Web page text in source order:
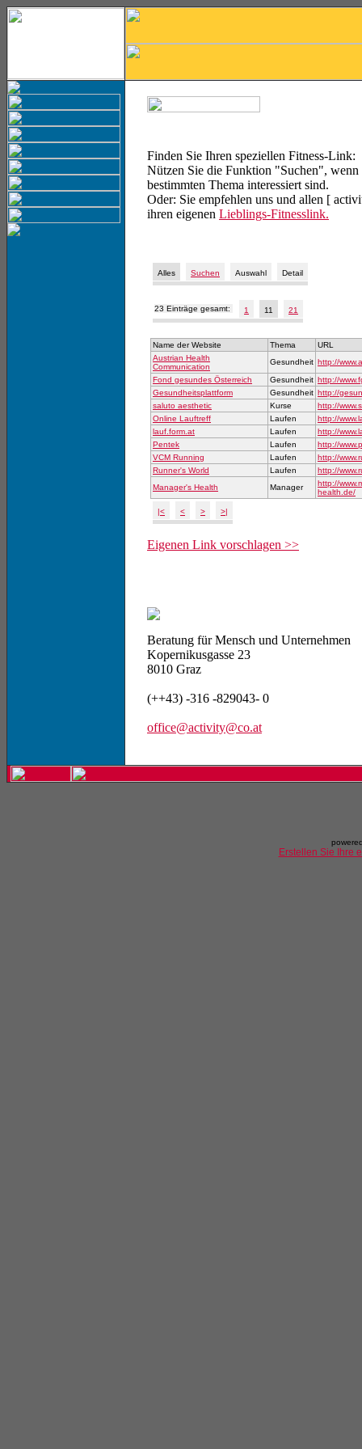
Finden Sie Ihren speziellen Fitness-Link:
Nützen Sie die Funktion "Suchen", wenn
bestimmten Thema interessiert sind.
Oder: Sie empfehlen uns und allen [
ihren eigenen Lieblings-Fitnesslink.
Alles Suchen Auswahl Detail
23 Einträge gesamt: 1 11 21
Name der Website Thema
URL
Austrian Health
Communication
Gesundheit http://
Fond gesundes Österreich
Gesundheit http://
Gesundheitsplattform
Gesundheit http://
saluto aesthetic
Kurse
http://
Online Lauftreff
Laufen
http://
lauf.form.at
Laufen
http://
Pentek
Laufen
http://
VCM Running
Laufen
http://
Runner's World
Laufen
http://
Manager's Health
Manager
http://
health.de/
|< < > >|
Eigenen Link vorschlagen >>
Beratung für Mensch und Unternehmen
Kopernikusgasse 23
8010 Graz
(++43) -316 -829043- 0
office@activity@co.at
Erstellen Sie Ihre